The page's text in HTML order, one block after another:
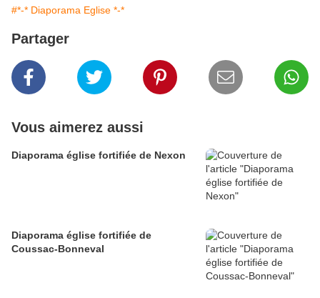
#*-* Diaporama Eglise *-*
Partager
Vous aimerez aussi
Diaporama église fortifiée de Nexon
Diaporama église fortifiée de
Coussac-Bonneval